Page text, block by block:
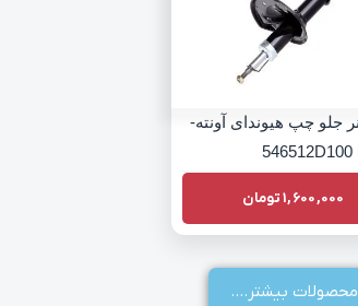
جلو چپ هیوندای آونته-
1,600,000تومان
محصولات بیشتر....